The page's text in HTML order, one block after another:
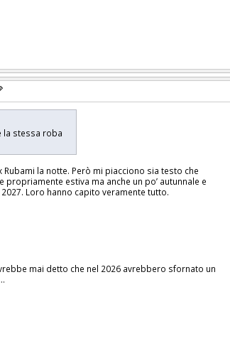
la stessa roba
Rubami la notte. Però mi piacciono sia testo che
estiva ma anche un po’ autunnale e
Loro hanno capito veramente tutto.
mai detto che nel 2026 avrebbero sfornato un